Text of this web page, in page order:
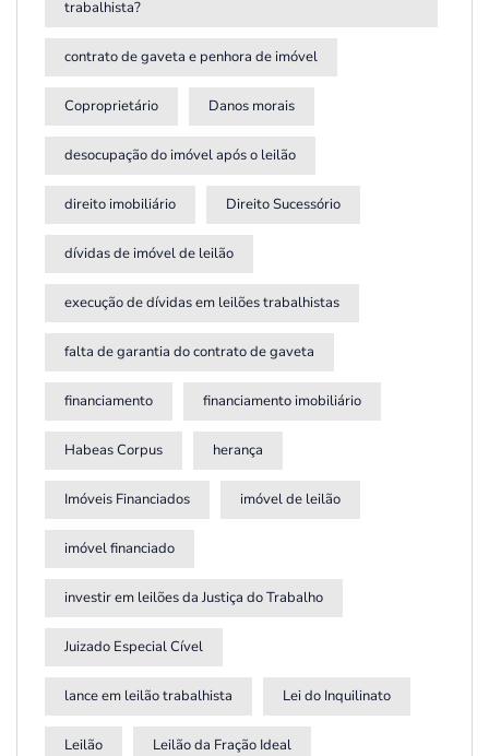
trabalhista?
contrato de gaveta e penhora de imóvel
Coproprietário Danos morais
desocupação do imóvel após o leilão
direito imobiliário Direito Sucessório
dívidas de imóvel de leilão
execução de dívidas em leilões trabalhistas
falta de garantia do contrato de gaveta
financiamento financiamento imobiliário
Habeas Corpus herança
Imóveis Financiados imóvel de leilão
imóvel financiado
investir em leilões da Justiça do Trabalho
Juizado Especial Cível
lance em leilão trabalhista Lei do Inquilinato
Leilão Leilão da Fração Ideal